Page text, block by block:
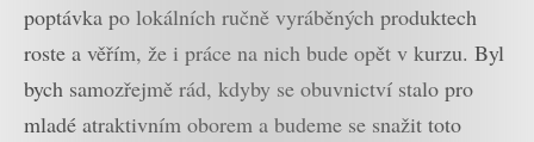
poptávka po lokálních ručně vyráběných produktech
roste a věřím, že i práce na nich bude opět v kurzu. Byl
bych samozřejmě rád, kdyby se obuvnictví stalo pro
mladé atraktivním oborem a budeme se snažit toto